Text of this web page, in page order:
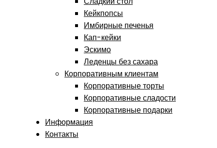
Кейкпопсы
Имбирные печенья
Кап-кейки
Эскимо
Леденцы без сахара
Корпоративным клиентам
Корпоративные торты
Корпоративные сладости
Корпоративные подарки
Информация
Контакты